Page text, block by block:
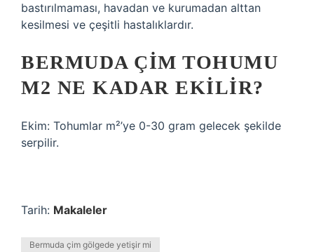
bastırılmaması, havadan ve kurumadan alttan
kesilmesi ve çeşitli hastalıklardır.
BERMUDA ÇIM TOHUMU
M2 NE KADAR EKILIR?
Ekim: Tohumlar m²’ye 0-30 gram gelecek şekilde
serpilir.
Tarih: Makaleler
Bermuda çim gölgede yetişir mi